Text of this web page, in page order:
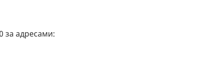
за адресами: